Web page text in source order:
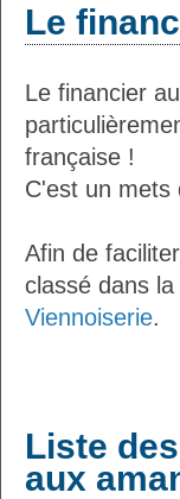
Le
Le financier
française !
C'est un mets
Afin de
classé dans
Viennoiserie.
Liste
aux